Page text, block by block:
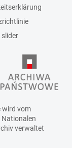
slider
wird vom
Nationalen
verwaltet